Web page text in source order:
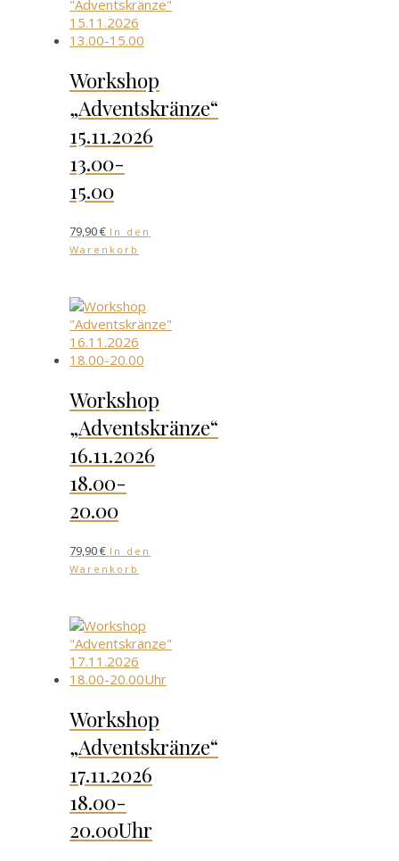
Workshop
„Adventskränze“
15.11.2026
13.00-
15.00
79,90€ In den
Warenkorb
Workshop
„Adventskränze“
16.11.2026
18.00-
20.00
79,90€ In den
Warenkorb
Workshop
„Adventskränze“
17.11.2026
18.00-
20.00Uhr